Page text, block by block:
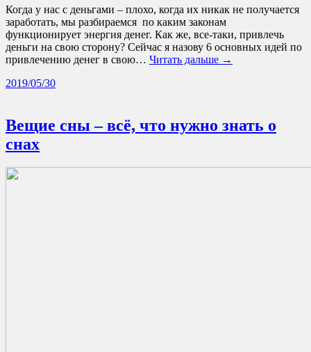
Когда у нас с деньгами – плохо, когда их никак не получается
заработать, мы разбираемся по каким законам
функционирует энергия денег. Как же, все-таки, привлечь
деньги на свою сторону? Сейчас я назову 6 основных идей по
привлечению денег в свою… Читать дальше →
2019/05/30
Вещие сны – всё, что нужно знать о
снах